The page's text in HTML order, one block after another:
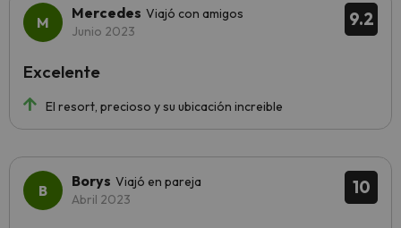
9.2
Mercedes Viajó con amigos
Junio 2023
El resort, precioso y su ubicación increible
Excelente
10
Borys Viajó en pareja
Abril 2023